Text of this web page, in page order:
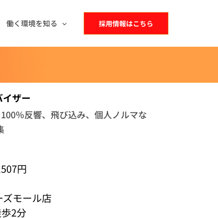
働く環境を知る 採用情報はこちら
ザー
％反響、飛び込み、個人ノルマな
円
モール店
2分